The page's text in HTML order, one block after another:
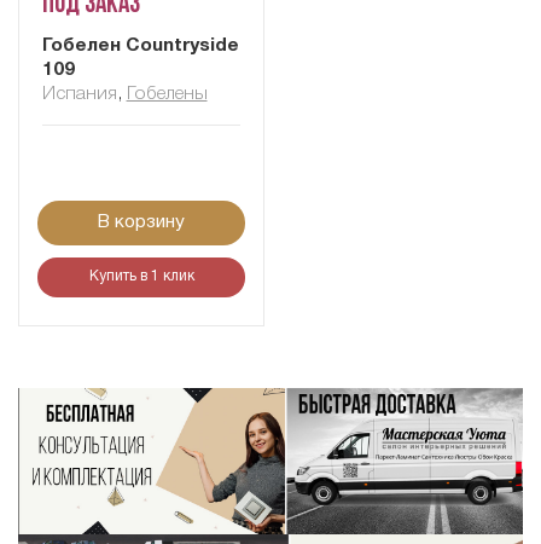
Гобелен Сountryside
109
Испания , Гобелены
В корзину
Купить в 1 клик